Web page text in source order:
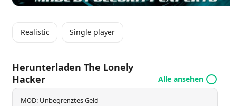
Realistic Single player
Herunterladen The Lonely
Hacker
Alle ansehen
MOD: Unbegrenztes Geld